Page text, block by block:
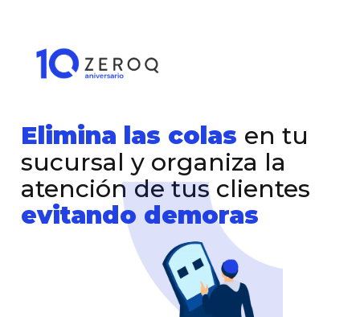
Elimina las colas en tu
sucursal y organiza la
atención de tus clientes
evitando demoras